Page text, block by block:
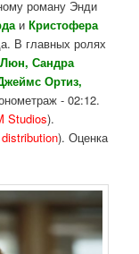
роману Энди
иКристофера
В главных ролях
Сандра
Ортиз,
- 02:12.
Studios).
). Оценка